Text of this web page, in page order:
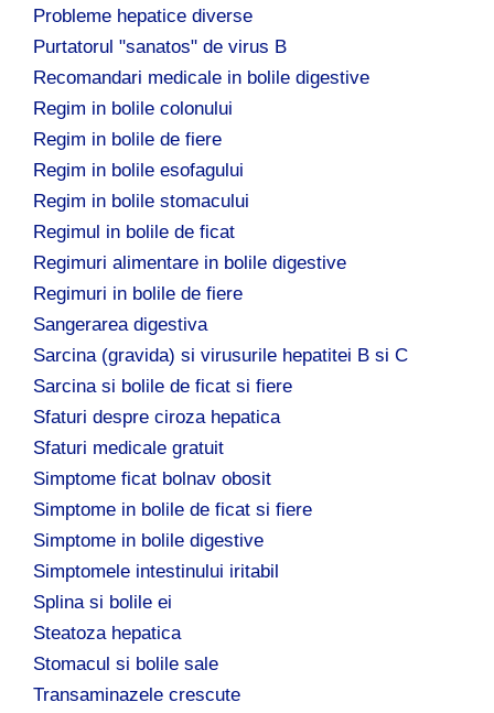
Probleme hepatice diverse
Purtatorul "sanatos" de virus B
Recomandari medicale in bolile digestive
Regim in bolile colonului
Regim in bolile de fiere
Regim in bolile esofagului
Regim in bolile stomacului
Regimul in bolile de ficat
Regimuri alimentare in bolile digestive
Regimuri in bolile de fiere
Sangerarea digestiva
Sarcina (gravida) si virusurile hepatitei B si C
Sarcina si bolile de ficat si fiere
Sfaturi despre ciroza hepatica
Sfaturi medicale gratuit
Simptome ficat bolnav obosit
Simptome in bolile de ficat si fiere
Simptome in bolile digestive
Simptomele intestinului iritabil
Splina si bolile ei
Steatoza hepatica
Stomacul si bolile sale
Transaminazele crescute